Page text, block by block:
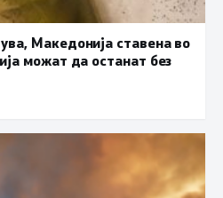
Македонија ставена во
можат да останат без